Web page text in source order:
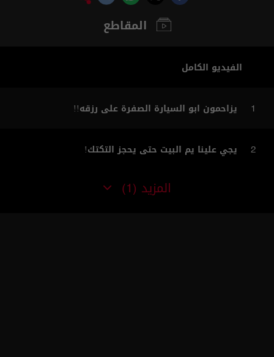
المقاطع
الفيديو الكامل
1 يزاحمون ابو السيارة الصفرة على رزقه!!
2 يجي علينا يم البيت حتى يحجز التكتك!
المزيد (1)